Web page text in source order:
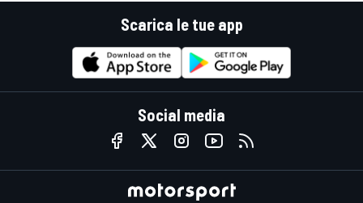
Scarica le tue app
Social media